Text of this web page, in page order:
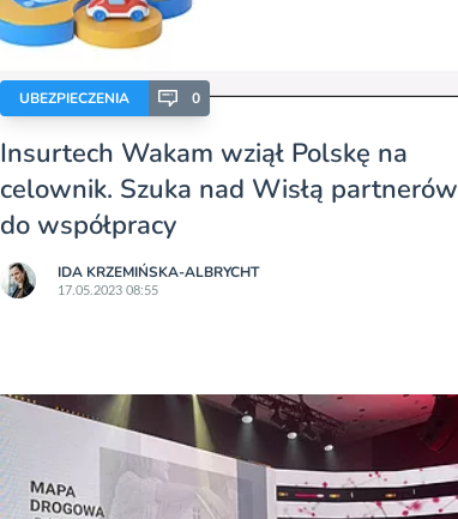
UBEZPIECZENIA 0
Insurtech Wakam wziął Polskę na
celownik. Szuka nad Wisłą partnerów
do współpracy
IDA KRZEMIŃSKA-ALBRYCHT
17.05.2023 08:55